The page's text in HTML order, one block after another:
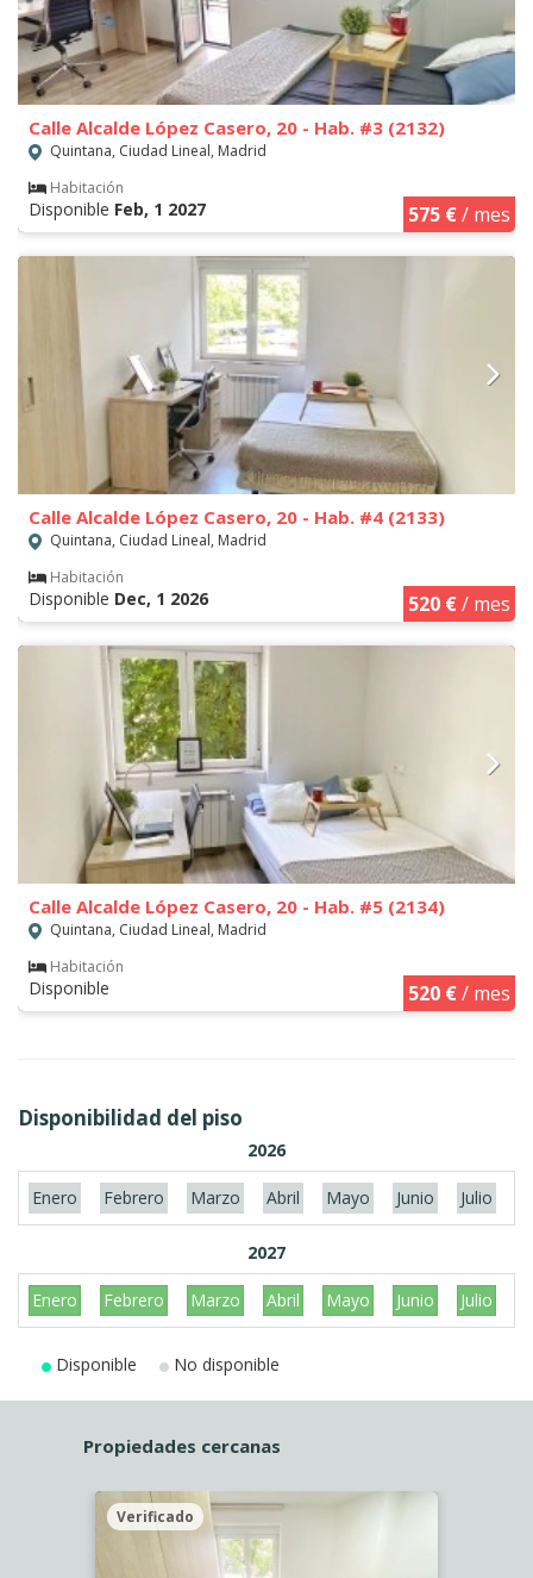
Calle Alcalde López Casero, 20 - Hab. #3 (2132)
Quintana, Ciudad Lineal, Madrid
Habitación
Disponible Feb, 1 2027 575 €/ mes
Calle Alcalde López Casero, 20 - Hab. #4 (2133)
Quintana, Ciudad Lineal, Madrid
Habitación
Disponible Dec, 1 2026 520 €/ mes
Calle Alcalde López Casero, 20 - Hab. #5 (2134)
Quintana, Ciudad Lineal, Madrid
Habitación
Disponible 520 €/ mes
Disponibilidad del piso
2026
Enero Febrero Marzo Abril Mayo Junio Julio
2027
Enero Febrero Marzo Abril Mayo Junio Julio
Disponible No disponible
Propiedades cercanas
Verificado